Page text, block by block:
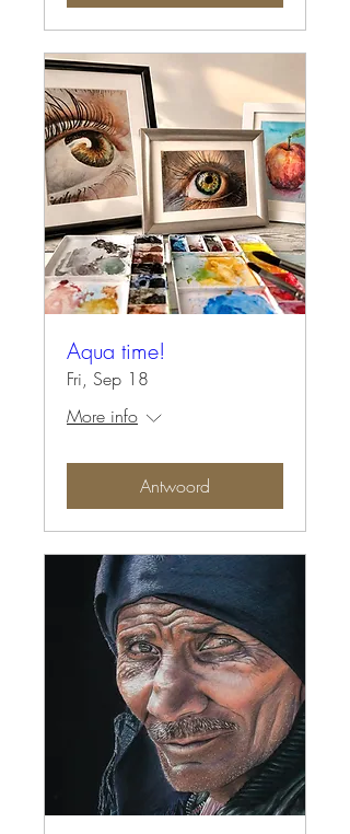
Aqua time!
Fri, Sep 18
More info
Antwoord